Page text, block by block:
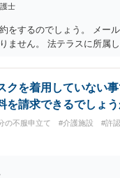
士
をするのでしょう。 メー
ません。 法テラスに所属
クを着用していない
を請求できるでしょう
の不服申立て #介護施設 #許